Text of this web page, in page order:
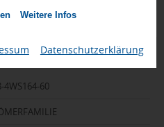
Weitere Infos
Datenschutzerklärung
4WS164-60